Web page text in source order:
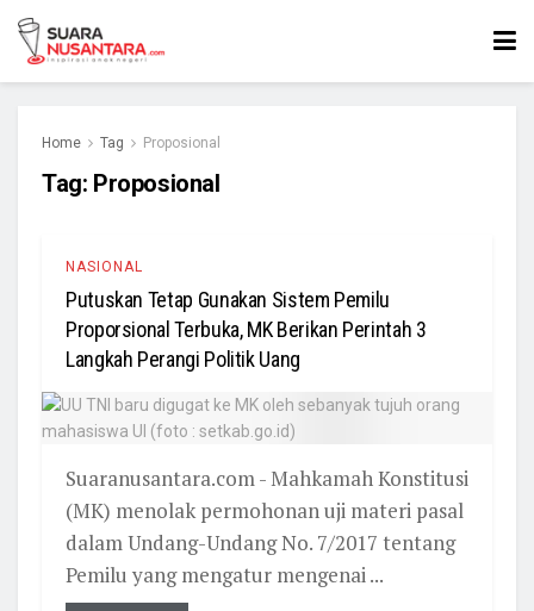
Home Tag Proposional
Tag: Proposional
NASIONAL
Putuskan Tetap Gunakan Sistem Pemilu
Proporsional Terbuka, MK Berikan Perintah 3
Langkah Perangi Politik Uang
Suaranusantara.com - Mahkamah Konstitusi
(MK) menolak permohonan uji materi pasal
dalam Undang-Undang No. 7/2017 tentang
Pemilu yang mengatur mengenai ...